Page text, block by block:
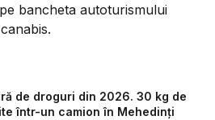
bancheta autoturismului
de droguri din 2026. 30 kg de
într-un camion în Mehedinți